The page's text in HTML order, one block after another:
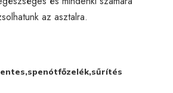
az asztalra.
spenótfőzelék sűrítés